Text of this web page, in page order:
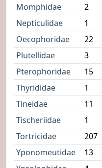
Momphidae
2
Nepticulidae
1
Oecophoridae
22
Plutellidae
3
Pterophoridae
15
Thyrididae
1
Tineidae
11
Tischeriidae
1
Tortricidae
207
Yponomeutidae
13